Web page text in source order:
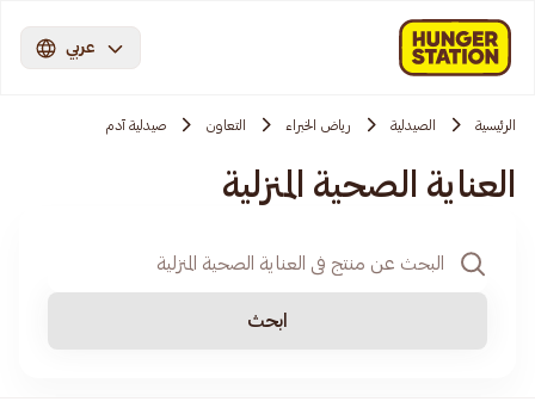
عربي
الرئيسية الصيدلية رياض الخبراء التعاون صيدلية آدم
العناية الصحية المنزلية
ابحث